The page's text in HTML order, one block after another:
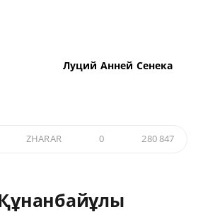
Луций Анней Сенека
ZHARAR 0 280 847